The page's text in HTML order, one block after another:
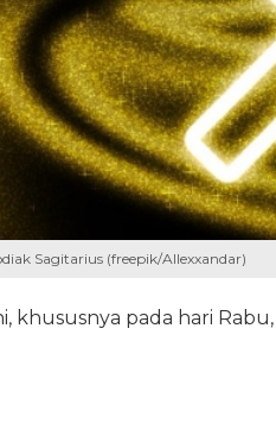
Sagitarius (freepik/Allexxandar)
khususnya pada hari